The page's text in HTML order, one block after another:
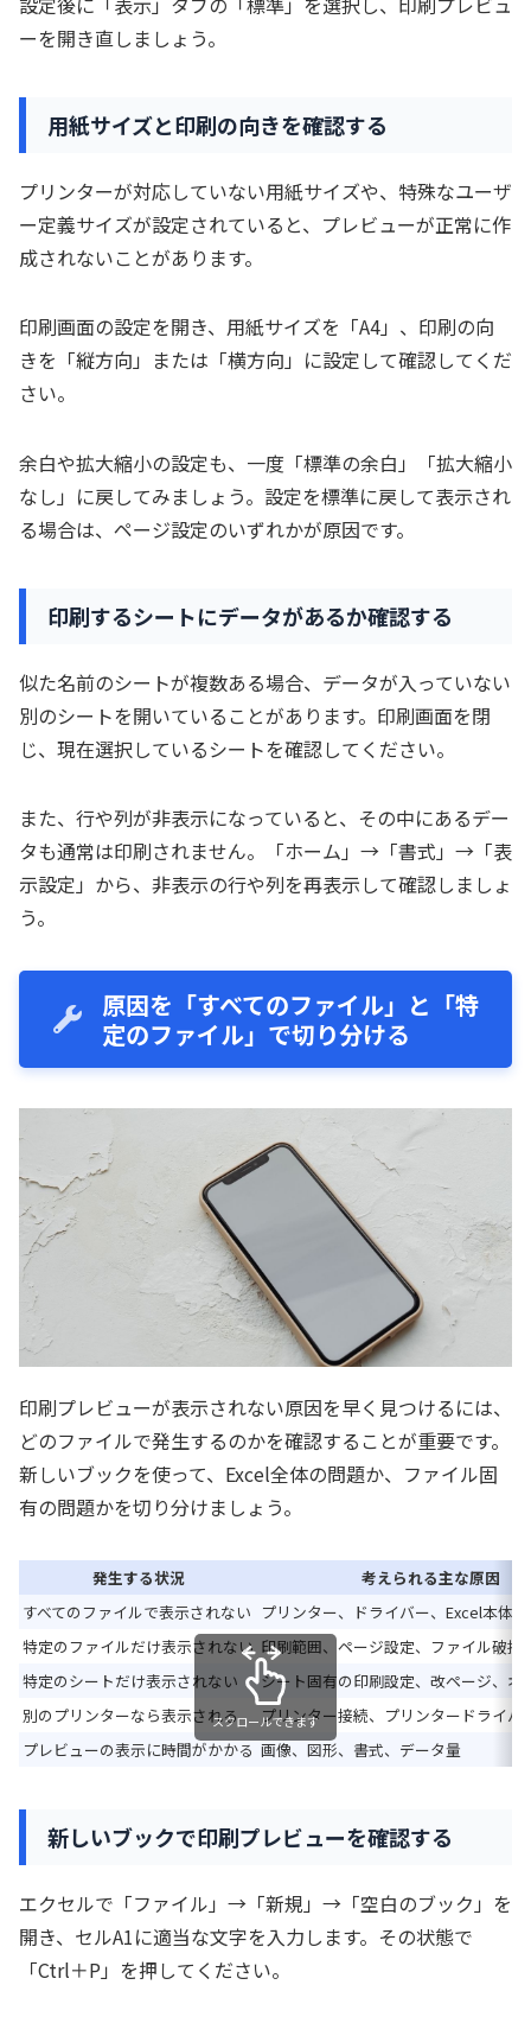
ーを開き直しましょう。
用紙サイズと印刷の向きを確認する
プリンターが対応していない用紙サイズや、特殊なユーザ
ー定義サイズが設定されていると、プレビューが正常に作
成されないことがあります。
印刷画面の設定を開き、用紙サイズを「A4」、印刷の向
きを「縦方向」または「横方向」に設定して確認してくだ
さい。
余白や拡大縮小の設定も、一度「標準の余白」「拡大縮小
なし」に戻してみましょう。設定を標準に戻して表示され
る場合は、ページ設定のいずれかが原因です。
印刷するシートにデータがあるか確認する
似た名前のシートが複数ある場合、データが入っていない
別のシートを開いていることがあります。印刷画面を閉
じ、現在選択しているシートを確認してください。
また、行や列が非表示になっていると、その中にあるデー
タも通常は印刷されません。「ホーム」→「書式」→「表
示設定」から、非表示の行や列を再表示して確認しましょ
う。
原因を「すべてのファイル」と「特
定のファイル」で切り分ける
印刷プレビューが表示されない原因を早く見つけるには、
どのファイルで発生するのかを確認することが重要です。
新しいブックを使って、Excel全体の問題か、ファイル固
有の問題かを切り分けましょう。
発生する状況
考えられる主な原因
すべてのファイルで表示されない プリンター、ドライバー、Excel本体
特定のファイルだけ表示されない 印刷範囲、ページ設定、ファイル破損
特定のシートだけ表示されない
シート固有の印刷設定、改ページ、オ
別のプリンターなら表示される
プリンター接続、プリンタードライバ
プレビューの表示に時間がかかる 画像、図形、書式、データ量
スクロールできます
新しいブックで印刷プレビューを確認する
エクセルで「ファイル」→「新規」→「空白のブック」を
開き、セルA1に適当な文字を入力します。その状態で
「Ctrl＋P」を押してください。